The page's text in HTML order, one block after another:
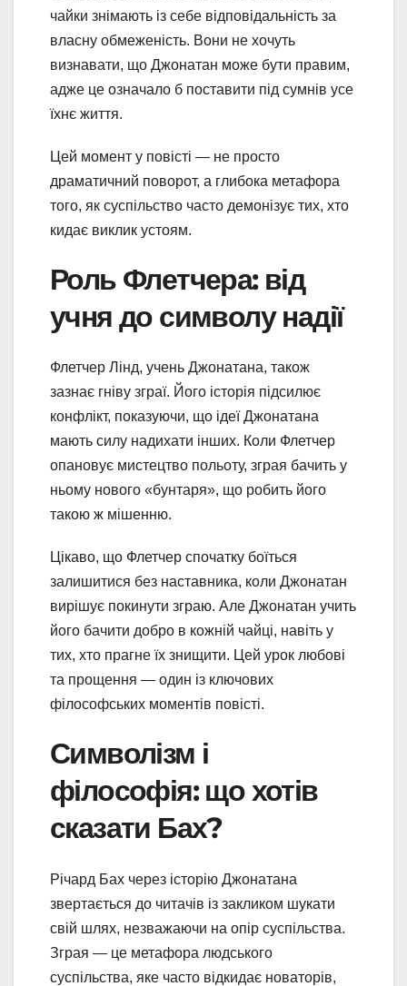
чайки знімають із себе відповідальність за
власну обмеженість. Вони не хочуть
визнавати, що Джонатан може бути правим,
адже це означало б поставити під сумнів усе
їхнє життя.
Цей момент у повісті — не просто
драматичний поворот, а глибока метафора
того, як суспільство часто демонізує тих, хто
кидає виклик устоям.
Роль Флетчера: від
учня до символу надії
Флетчер Лінд, учень Джонатана, також
зазнає гніву зграї. Його історія підсилює
конфлікт, показуючи, що ідеї Джонатана
мають силу надихати інших. Коли Флетчер
опановує мистецтво польоту, зграя бачить у
ньому нового «бунтаря», що робить його
такою ж мішенню.
Цікаво, що Флетчер спочатку боїться
залишитися без наставника, коли Джонатан
вирішує покинути зграю. Але Джонатан учить
його бачити добро в кожній чайці, навіть у
тих, хто прагне їх знищити. Цей урок любові
та прощення — один із ключових
філософських моментів повісті.
Символізм і
філософія: що хотів
сказати Бах?
Річард Бах через історію Джонатана
звертається до читачів із закликом шукати
свій шлях, незважаючи на опір суспільства.
Зграя — це метафора людського
суспільства, яке часто відкидає новаторів,